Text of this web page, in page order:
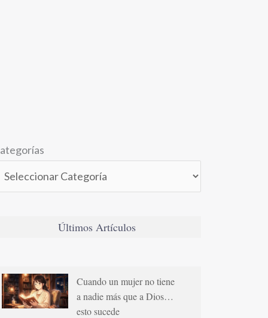
Últimos Artículos
Cuando un mujer no tiene
a nadie más que a Dios…
esto sucede